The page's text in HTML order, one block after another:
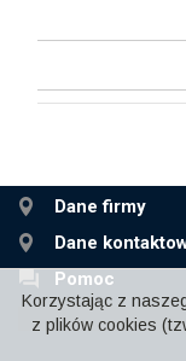
Dane firmy
Dane
Pomoc
Korzystając z
z plików cookies